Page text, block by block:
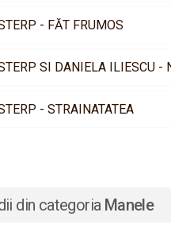
- FĂT FRUMOS
SI DANIELA ILIESCU -
- STRAINATATEA
din categoria Manele